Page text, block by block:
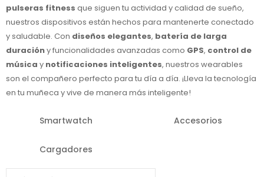
pulseras fitness que siguen tu actividad y calidad de sueño,
nuestros dispositivos están hechos para mantenerte conectado
y saludable. Con diseños elegantes, batería de larga
duracióny funcionalidades avanzadas como GPS, control de
música y notificaciones inteligentes, nuestros wearables
son el compañero perfecto para tu día a día. ¡Lleva la tecnología
en tu muñeca y vive de manera más inteligente!
Smartwatch Accesorios
Cargadores